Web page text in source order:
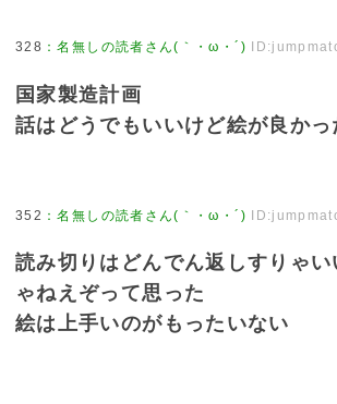
328 ：名無しの読者さん(｀・ω・´)
国家製造計画
話はどうでもいいけど絵が良かっ
352 ：名無しの読者さん(｀・ω・´)
読み切りはどんでん返しすりゃい
ゃねえぞって思った
絵は上手いのがもったいない